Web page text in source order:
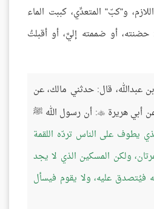
و"كبّ" المتعدِّي، كببت الماء
أو ضممته إليَّ، أو أقبلتُ
بن عبدالله، قال: حدثني مالك، عن
عن أبي هريرة: أن رسول الله ﷺ
يطوف على الناس تردّه اللقمة
ولكن المسكين الذي لا يجد
فيُتصدق عليه، ولا يقوم فيسأل